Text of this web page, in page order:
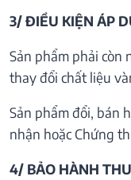
3/ ĐIỀU KIỆN ÁP
Sản phẩm phải còn
thay đổi chất liệu
Sản phẩm đổi, bán
nhận hoặc Chứng
4/ BẢO HÀNH